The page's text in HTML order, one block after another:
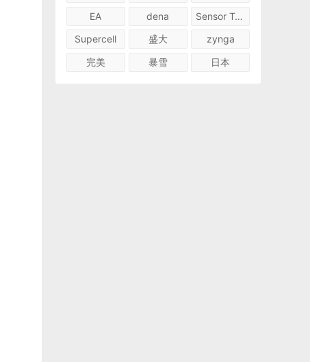
EA
dena
Sensor Tower
Supercell
盛大
zynga
完美
暴雪 日本